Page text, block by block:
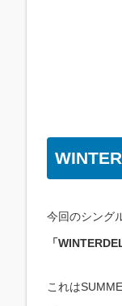
今回のシング
「
これは